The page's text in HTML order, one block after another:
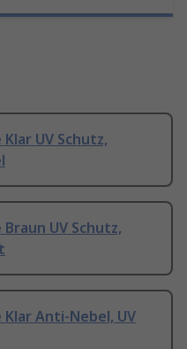
UV Schutz,
UV Schutz,
Klar Anti-Nebel, UV